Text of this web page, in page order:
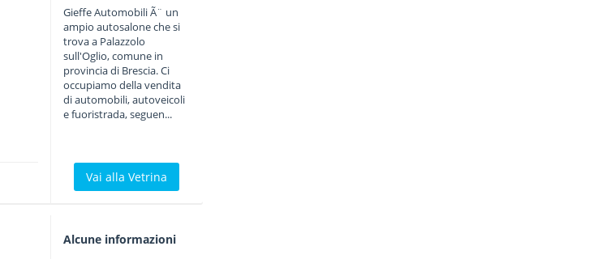
Gieffe Automobili Ã¨ un
ampio autosalone che si
trova a Palazzolo
sull'Oglio, comune in
provincia di Brescia. Ci
occupiamo della vendita
di automobili, autoveicoli
e fuoristrada, seguen...
Vai alla Vetrina
Alcune informazioni